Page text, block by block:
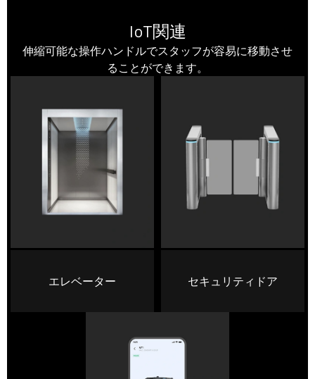
IoT関連
伸縮可能な操作ハンドルでスタッフが容易に移動させ
ることができます。
エレベーター セキュリティドア